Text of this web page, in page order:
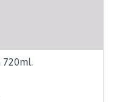
720ml.